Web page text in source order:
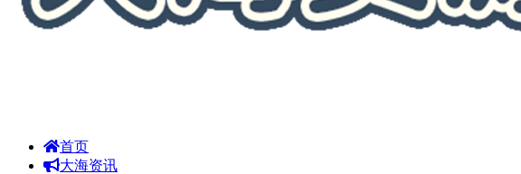
首页
大海资讯